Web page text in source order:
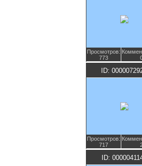
Просмотров:
773
ID:
Просмотров:
717
ID: